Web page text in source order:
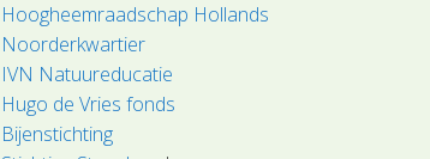
Hoogheemraadschap Hollands
Noorderkwartier
IVN Natuureducatie
Hugo de Vries fonds
Bijenstichting